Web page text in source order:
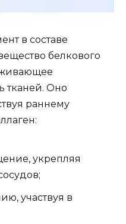
в составе
белкового
тканей. Оно
раннему
укрепляя
участвуя в